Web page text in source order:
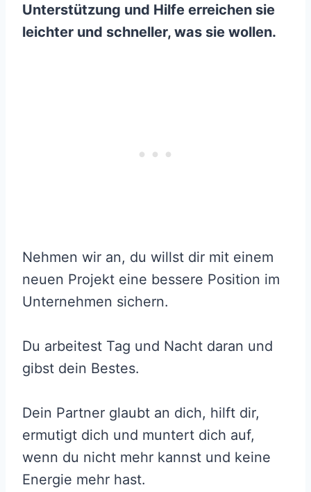
Unterstützung und Hilfe erreichen sie
leichter und schneller, was sie wollen.
Nehmen wir an, du willst dir mit einem
neuen Projekt eine bessere Position im
Unternehmen sichern.
Du arbeitest Tag und Nacht daran und
gibst dein Bestes.
Dein Partner glaubt an dich, hilft dir,
ermutigt dich und muntert dich auf,
wenn du nicht mehr kannst und keine
Energie mehr hast.